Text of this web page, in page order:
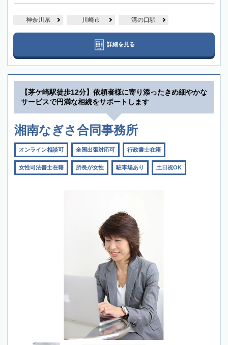
神奈川県 川崎市 溝の口駅
詳細を見る
【茅ケ崎駅徒歩12分】依頼者様に寄り添ったきめ細やかな
サービスで円満な相続をサポートします
湘南なぎさ合同事務所
オンライン相談可 全国出張対応可 行政書士在籍
女性司法書士在籍 所長が女性 駐車場あり 土日祝OK